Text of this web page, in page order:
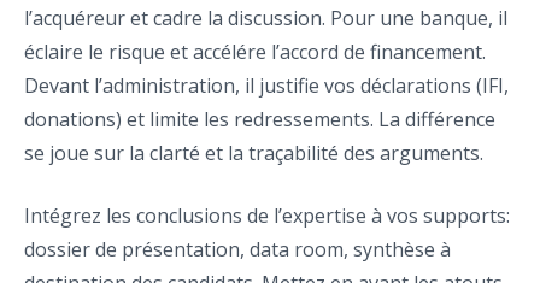
l’acquéreur et cadre la discussion. Pour une banque, il
éclaire le risque et accélére l’accord de financement.
Devant l’administration, il justifie vos déclarations (IFI,
donations) et limite les redressements. La différence
se joue sur la clarté et la traçabilité des arguments.
Intégrez les conclusions de l’expertise à vos supports:
dossier de présentation, data room, synthèse à